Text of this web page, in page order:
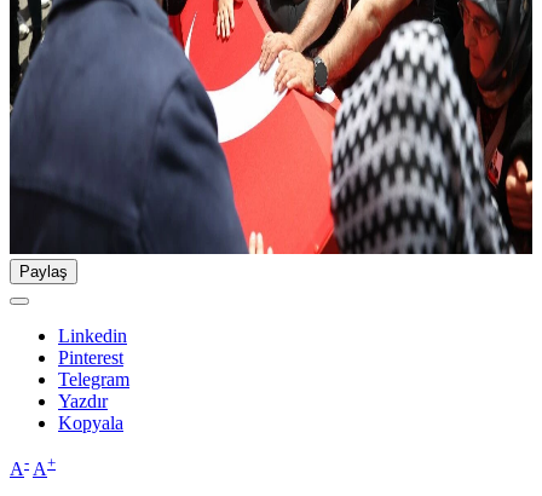
Paylaş
Linkedin
Pinterest
Telegram
Yazdır
Kopyala
A- A+